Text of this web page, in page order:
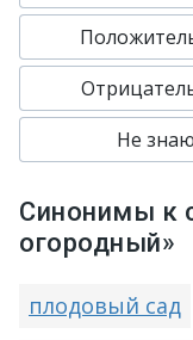
Не знаю
Синонимы к
огородный»
плодовый сад